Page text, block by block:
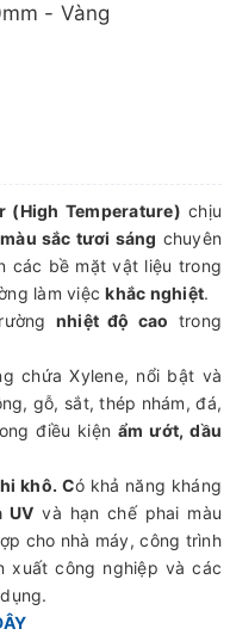
- Vàng
(High Temperature) chịu
màu sắc tươi sáng chuyên
các bề mặt vật liệu trong
làm việckhắc nghiệt.
nhiệt độ cao trong
chứa Xylene, nổi bật và
gỗ, sắt, thép nhám, đá,
điều kiện ẩm ướt, dầu
khô. Có khả năng kháng
UV và hạn chế phai màu
cho nhà máy, công trình
xuất công nghiệp và các